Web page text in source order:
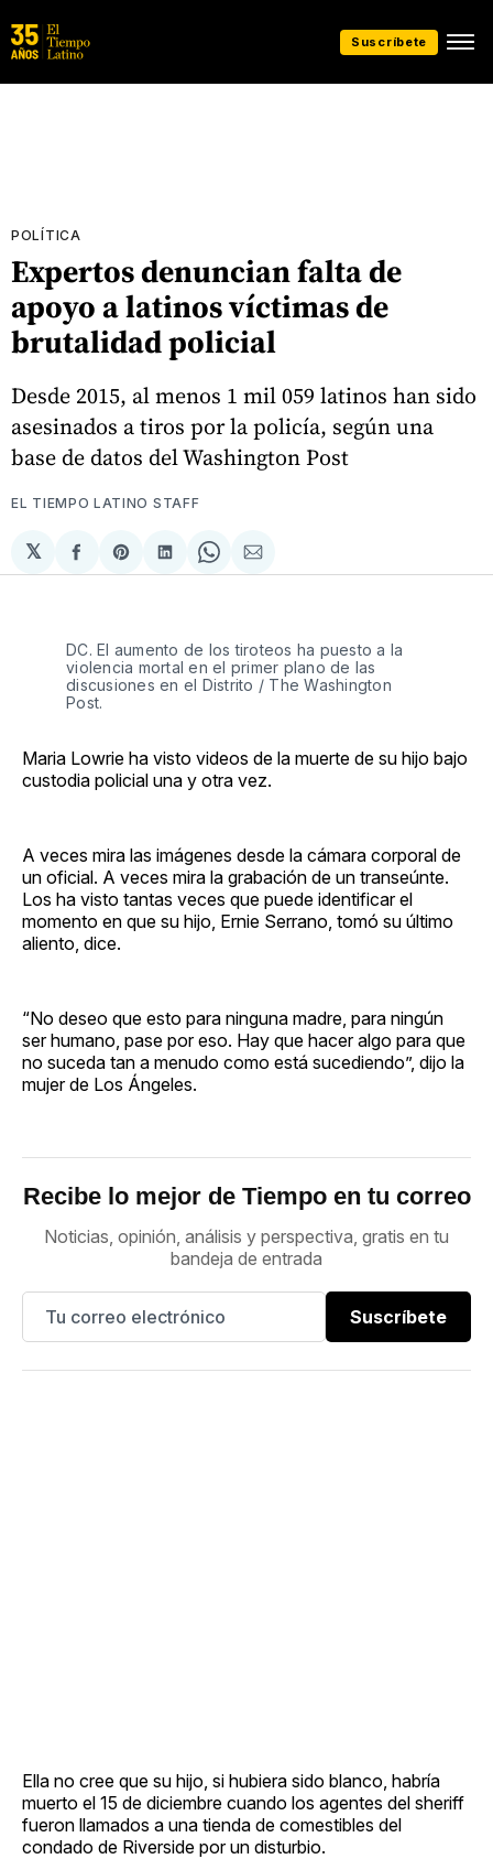
Suscríbete
POLÍTICA
Expertos denuncian falta de
apoyo a latinos víctimas de
brutalidad policial
Desde 2015, al menos 1 mil 059 latinos han sido
asesinados a tiros por la policía, según una
base de datos del Washington Post
EL TIEMPO LATINO STAFF
𝕏
Compartir
en
Share
on
Compartir
en
Share
on
Compartir
via
DC. El aumento de los tiroteos ha puesto a la
violencia mortal en el primer plano de las
discusiones en el Distrito / The Washington
Post.
Maria Lowrie ha visto videos de la muerte de su hijo bajo
custodia policial una y otra vez.
A veces mira las imágenes desde la cámara corporal de
un oficial. A veces mira la grabación de un transeúnte.
Los ha visto tantas veces que puede identificar el
momento en que su hijo, Ernie Serrano, tomó su último
aliento, dice.
“No deseo que esto para ninguna madre, para ningún
ser humano, pase por eso. Hay que hacer algo para que
no suceda tan a menudo como está sucediendo”, dijo la
mujer de Los Ángeles.
Recibe lo mejor de Tiempo en tu correo
Noticias, opinión, análisis y perspectiva, gratis en tu
bandeja de entrada
Suscríbete
Ella no cree que su hijo, si hubiera sido blanco, habría
muerto el 15 de diciembre cuando los agentes del sheriff
fueron llamados a una tienda de comestibles del
condado de Riverside por un disturbio.